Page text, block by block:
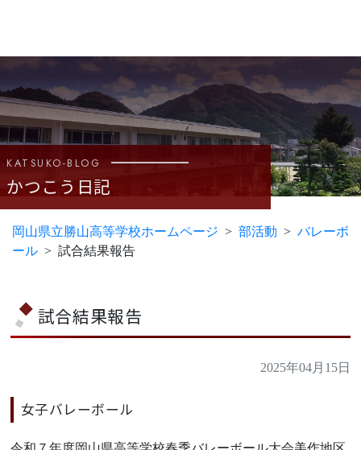
岡山県立勝山高等学校ホームページ 部活動
バレーボ
ール
試合結果報告
KATSUKO-BLOG
かつこう日記
試合結果報告
2025年04月15日
女子バレーボール